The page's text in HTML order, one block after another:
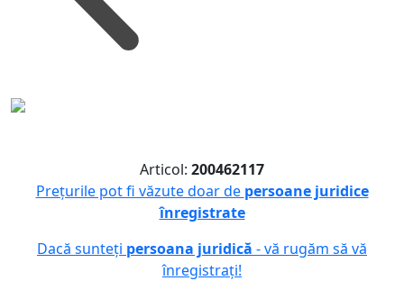
Articol: 200462117
Prețurile pot fi văzute doar de persoane juridice
înregistrate
Dacă sunteți persoana juridică - vă rugăm să vă
înregistrați!